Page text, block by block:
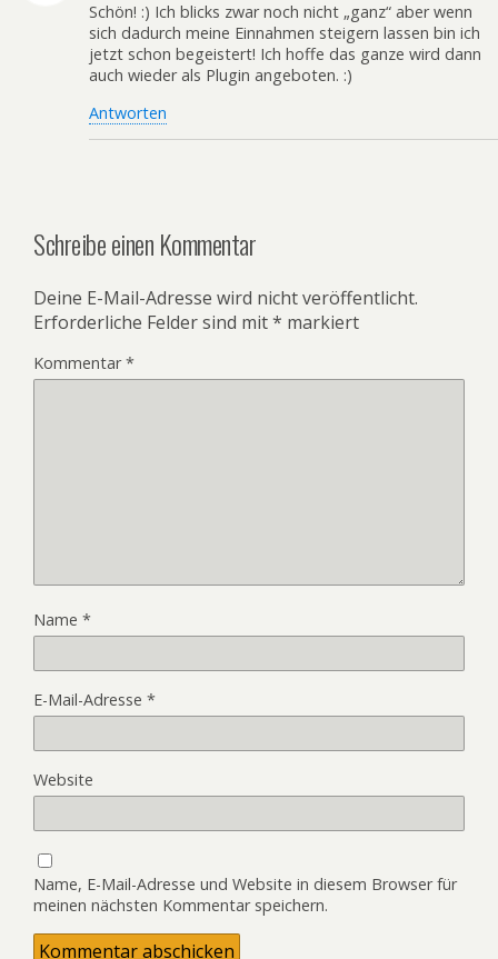
Schön! :) Ich blicks zwar noch nicht „ganz“ aber wenn
sich dadurch meine Einnahmen steigern lassen bin ich
jetzt schon begeistert! Ich hoffe das ganze wird dann
auch wieder als Plugin angeboten. :)
Antworten
Schreibe einen Kommentar
Deine E-Mail-Adresse wird nicht veröffentlicht.
Erforderliche Felder sind mit* markiert
Kommentar*
Name *
E-Mail-Adresse *
Website
Name, E-Mail-Adresse und Website in diesem Browser für
meinen nächsten Kommentar speichern.